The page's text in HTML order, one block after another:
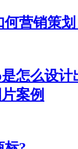
营销策划
怎么设
案例